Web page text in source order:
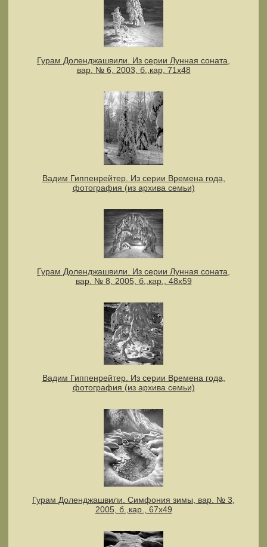
Гурам Доленджашвили. Из серии Лунная соната,
вар. № 6, 2003, б.,кар, 71х48
Вадим Гиппенрейтер. Из серии Времена года,
фотография (из архива семьи)
Гурам Доленджашвили. Из серии Лунная соната,
вар. № 8, 2005, б.,кар., 48х59
Вадим Гиппенрейтер. Из серии Времена года,
фотография (из архива семьи)
Гурам Доленджашвили. Симфония зимы, вар. № 3,
2005, б.,кар., 67х49